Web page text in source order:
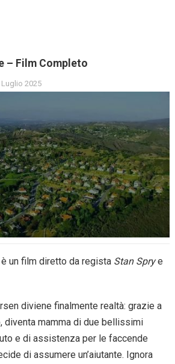
– Film Completo
Luglio 2025
è un film diretto da regista Stan Sprye
diviene finalmente realtà: grazie a
diventa mamma di due bellissimi
e di assistenza per le faccende
di assumere un’aiutante. Ignora